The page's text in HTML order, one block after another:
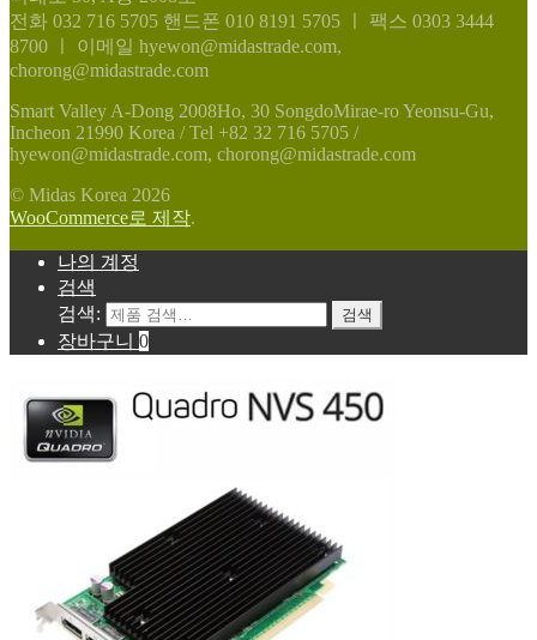
전화 032 716 5705 핸드폰 010 8191 5705
팩스 0303 3444
8700
이메일 hyewon@midastrade.com,
chorong@midastrade.com
Smart Valley A-Dong 2008Ho, 30 SongdoMirae-ro Yeonsu-Gu,
Incheon 21990 Korea / Tel +82 32 716 5705 /
hyewon@midastrade.com, chorong@midastrade.com
© Midas Korea 2026
WooCommerce로 제작.
나의 계정
검색
검색:
검색
장바구니 0